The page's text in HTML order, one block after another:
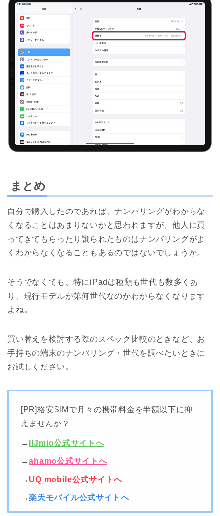
まとめ
自分で購入したのであれば、ナンバリングがわからな
くなることはあまりないかと思われますが、他人に買
ってきてもらったり譲られたものはナンバリングがよ
くわからなくなることもあるのではないでしょうか。
そうでなくても、特にiPadは種類も世代も数多くあ
り、現行モデルが第何世代なのかわからなくなります
よね。
買い替えを検討する際のスペック比較のときなど、お
手持ちの端末のナンバリング・世代を調べたいときに
お試しください。
[PR]格安SIMで月々の携帯料金を半額以下に抑
えませんか？
→ IIJmio公式サイトへ
→ ahamo公式サイトへ
→ UQ mobile公式サイトへ
→ 楽天モバイル公式サイトへ